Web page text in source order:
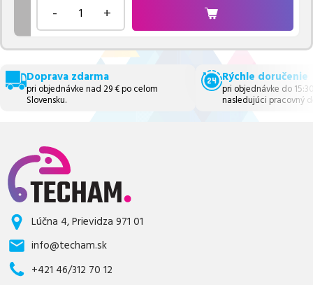
- +
Doprava zdarma
pri objednávke nad 29 € po celom
Slovensku.
Rýchle doručenie
pri objednávke do
nasledujúci pracovný
Lúčna 4, Prievidza 971 01
info@techam.sk
+421 46/312 70 12